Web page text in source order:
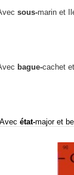
sous-marin et
bague-cachet
Avec état-major et